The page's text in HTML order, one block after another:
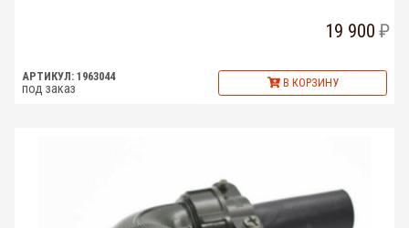
19 900
АРТИКУЛ: 1963044
под заказ В КОРЗИНУ